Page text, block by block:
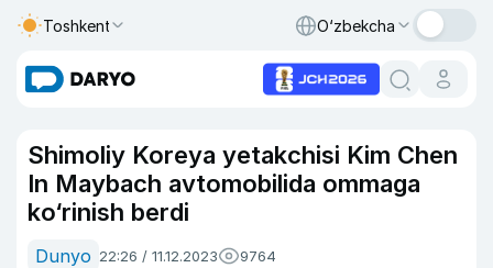
Toshkent O‘zbekcha
Shimoliy Koreya yetakchisi Kim Chen
In Maybach avtomobilida ommaga
ko‘rinish berdi
Dunyo 22:26 / 11.12.2023 9764